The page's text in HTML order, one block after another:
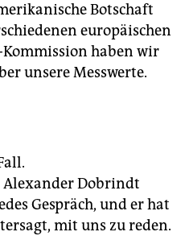
Botschaft
europäischen
Kommission haben wir
unsere Messwerte.
Dobrindt
Gespräch, und er hat
mit uns zu reden.